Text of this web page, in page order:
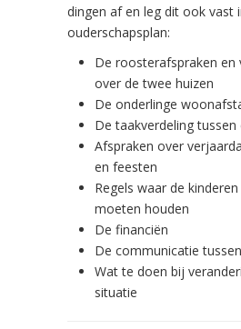
dingen af en leg dit ook vast
ouderschapsplan:
De roosterafspraken en
over de twee huizen
De onderlinge
De taakverdeling tussen
Afspraken over
en feesten
Regels waar de
moeten houden
De financiën
De communicatie
Wat te doen bij
situatie